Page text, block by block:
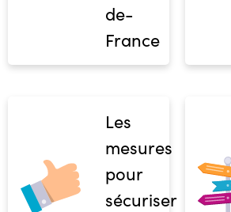
de-
France
Les
mesures
pour
sécuriser